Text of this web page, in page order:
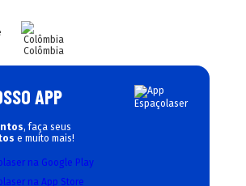
Colômbia
APP
, faça seus
e muito mais!